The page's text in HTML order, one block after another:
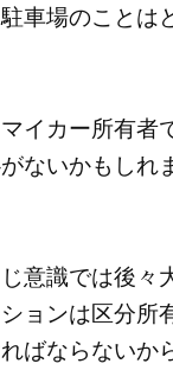
車場のことは
イカー所有者
ないかもしれ
意識では後々
ョンは区分所
ばならないか